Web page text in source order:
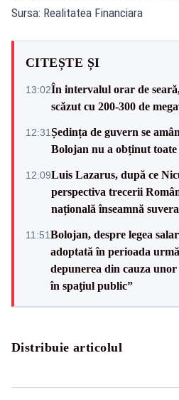
Sursa: Realitatea Financiara
CITEȘTE ȘI
13:02În intervalul orar de
scăzut cu 200-300 de
12:31Ședința de guvern se
Bolojan nu a obținut toate
12:09Luis Lazarus, după ce
perspectiva trecerii
națională înseamnă
11:51Bolojan, despre legea
adoptată în perioada
depunerea din cauza
în spaţiul public”
Distribuie articolul